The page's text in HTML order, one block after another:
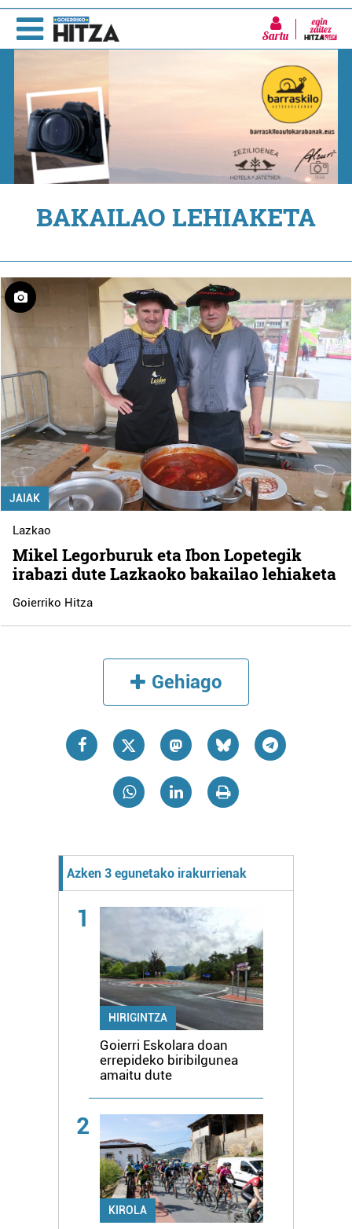
Sartu
BAKAILAO LEHIAKETA
JAIAK
Lazkao
Mikel Legorburuk eta Ibon Lopetegik
irabazi dute Lazkaoko bakailao lehiaketa
Goierriko Hitza
Gehiago
Azken 3 egunetako irakurrienak
1
HIRIGINTZA
Goierri Eskolara doan
errepideko biribilgunea
amaitu dute
2
KIROLA